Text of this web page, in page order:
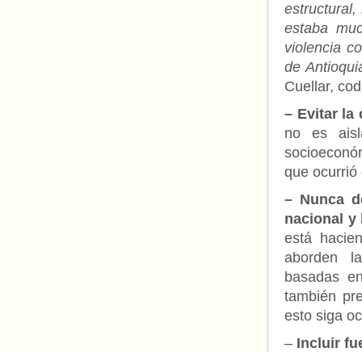
estructural,
estaba
violencia
de
Cuellar,
– Evitar la
no es
que ocurrió
– Nunca
nacional y
está
aborden
basadas
también
esto siga
– Incluir